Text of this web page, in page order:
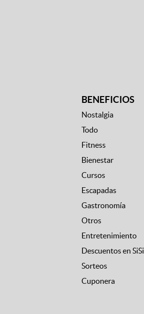
BENEFICIOS
Nostalgia
Todo
Fitness
Bienestar
Cursos
Escapadas
Gastronomía
Otros
Entretenimiento
Descuentos en SiSi
Sorteos
Cuponera